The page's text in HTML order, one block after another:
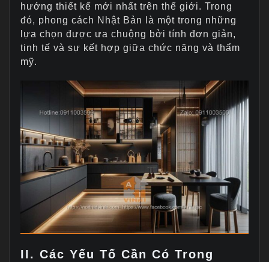
hướng thiết kế mới nhất trên thế giới. Trong
đó, phong cách Nhật Bản là một trong những
lựa chọn được ưa chuộng bởi tính đơn giản,
tinh tế và sự kết hợp giữa chức năng và thẩm
mỹ.
II. Các Yếu Tố Cần Có Trong